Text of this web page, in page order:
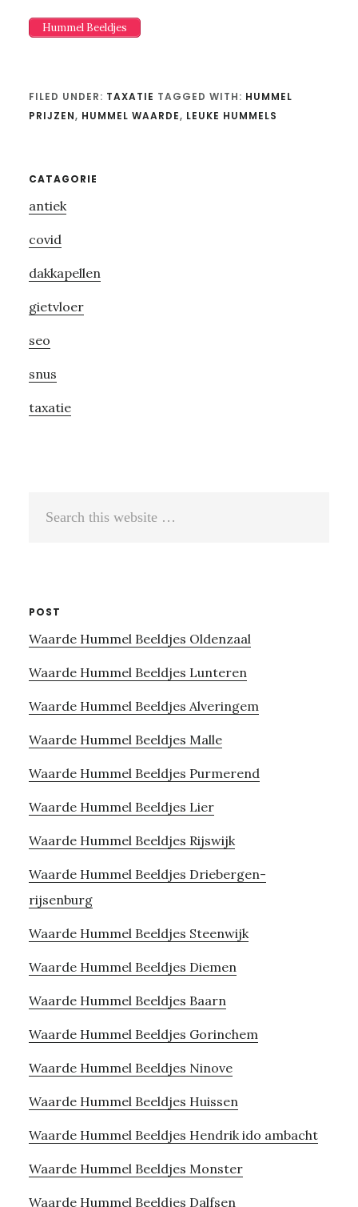
Hummel Beeldjes
FILED UNDER: TAXATIE TAGGED WITH: HUMMEL
PRIJZEN, HUMMEL WAARDE, LEUKE HUMMELS
Primary
Sidebar
CATAGORIE
antiek
covid
dakkapellen
gietvloer
seo
snus
taxatie
POST
Waarde Hummel Beeldjes Oldenzaal
Waarde Hummel Beeldjes Lunteren
Waarde Hummel Beeldjes Alveringem
Waarde Hummel Beeldjes Malle
Waarde Hummel Beeldjes Purmerend
Waarde Hummel Beeldjes Lier
Waarde Hummel Beeldjes Rijswijk
Waarde Hummel Beeldjes Driebergen-
rijsenburg
Waarde Hummel Beeldjes Steenwijk
Waarde Hummel Beeldjes Diemen
Waarde Hummel Beeldjes Baarn
Waarde Hummel Beeldjes Gorinchem
Waarde Hummel Beeldjes Ninove
Waarde Hummel Beeldjes Huissen
Waarde Hummel Beeldjes Hendrik ido ambacht
Waarde Hummel Beeldjes Monster
Waarde Hummel Beeldjes Dalfsen